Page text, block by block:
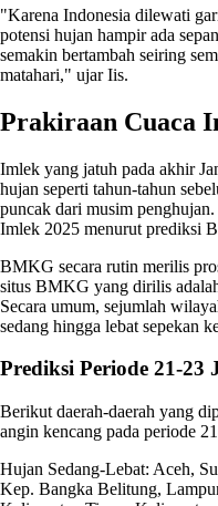
"Karena Indonesia dilewati
potensi hujan hampir ada
semakin bertambah seiring
matahari," ujar Iis.
Prakiraan Cuaca
Imlek yang jatuh pada akhir
hujan seperti tahun-tahun
puncak dari musim
Imlek 2025 menurut prediksi
BMKG secara rutin merilis
situs BMKG yang dirilis
Secara umum, sejumlah
sedang hingga lebat sepekan
Prediksi Periode 21-23
Berikut daerah-daerah yang
angin kencang pada periode
Hujan Sedang-Lebat: Aceh,
Kep. Bangka Belitung,